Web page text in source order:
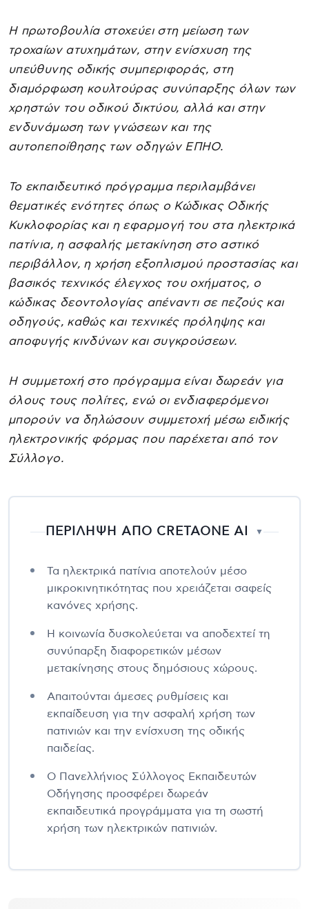
Η πρωτοβουλία στοχεύει στη μείωση των
τροχαίων ατυχημάτων, στην ενίσχυση της
υπεύθυνης οδικής συμπεριφοράς, στη
διαμόρφωση κουλτούρας συνύπαρξης όλων των
χρηστών του οδικού δικτύου, αλλά και στην
ενδυνάμωση των γνώσεων και της
αυτοπεποίθησης των οδηγών ΕΠΗΟ.
Το εκπαιδευτικό πρόγραμμα περιλαμβάνει
θεματικές ενότητες όπως ο Κώδικας Οδικής
Κυκλοφορίας και η εφαρμογή του στα ηλεκτρικά
πατίνια, η ασφαλής μετακίνηση στο αστικό
περιβάλλον, η χρήση εξοπλισμού προστασίας και
βασικός τεχνικός έλεγχος του οχήματος, ο
κώδικας δεοντολογίας απέναντι σε πεζούς και
οδηγούς, καθώς και τεχνικές πρόληψης και
αποφυγής κινδύνων και συγκρούσεων.
Η συμμετοχή στο πρόγραμμα είναι δωρεάν για
όλους τους πολίτες, ενώ οι ενδιαφερόμενοι
μπορούν να δηλώσουν συμμετοχή μέσω ειδικής
ηλεκτρονικής φόρμας που παρέχεται από τον
Σύλλογο.
ΠΕΡΙΛΗΨΗ ΑΠΟ CRETAONE AI ▼
Τα ηλεκτρικά πατίνια αποτελούν μέσο
μικροκινητικότητας που χρειάζεται σαφείς
κανόνες χρήσης.
Η κοινωνία δυσκολεύεται να αποδεχτεί τη
συνύπαρξη διαφορετικών μέσων
μετακίνησης στους δημόσιους χώρους.
Απαιτούνται άμεσες ρυθμίσεις και
εκπαίδευση για την ασφαλή χρήση των
πατινιών και την ενίσχυση της οδικής
παιδείας.
Ο Πανελλήνιος Σύλλογος Εκπαιδευτών
Οδήγησης προσφέρει δωρεάν
εκπαιδευτικά προγράμματα για τη σωστή
χρήση των ηλεκτρικών πατινιών.